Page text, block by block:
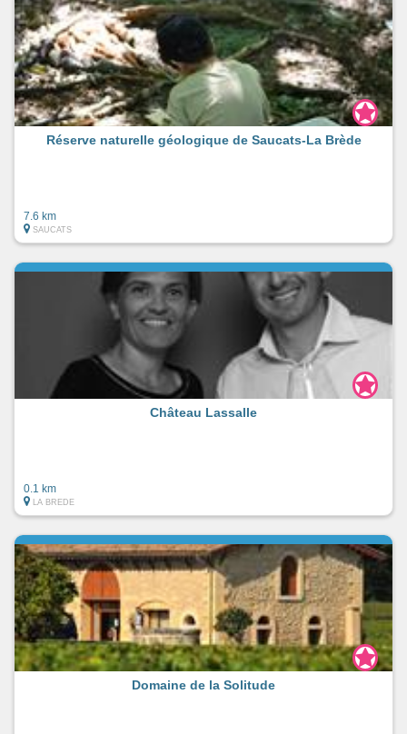
Réserve naturelle géologique de Saucats-La Brède
7.6 km
SAUCATS
Château Lassalle
0.1 km
LA BREDE
Domaine de la Solitude